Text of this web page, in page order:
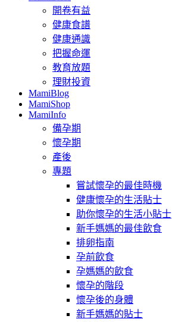
開卷有益
健康食譜
健康通識
把握命運
教育放題
理財投資
MamiBlog
MamiShop
MamiInfo
備孕期
懷孕期
產後
專題
嘗試懷孕的最佳時機
健康懷孕的生活貼士
助你懷孕的生活小貼士
新手媽媽的最佳飲食
排卵指南
孕前飲食
孕媽媽的飲食
懷孕的階段
懷孕後的身體
新手媽媽的貼士